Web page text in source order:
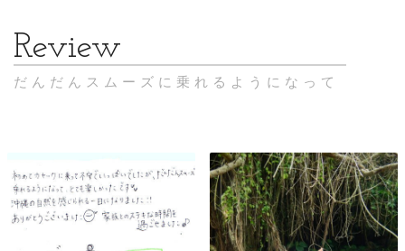
だんだんスムーズに乗れるようになって